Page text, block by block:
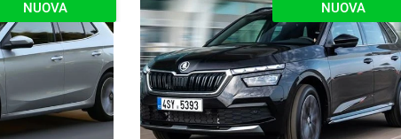
NUOVA NUOVA